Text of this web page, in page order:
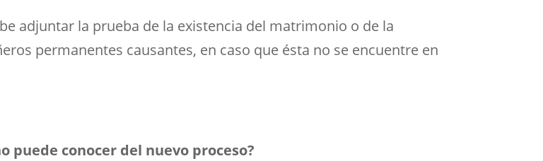
adjuntar la prueba de la existencia del matrimonio o de la
permanentes causantes, en caso que ésta no se encuentre en
puede conocer del nuevo proceso?